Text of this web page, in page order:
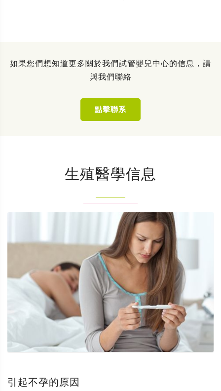
如果您們想知道更多關於我們試管嬰兒中心的信息，請
與我們聯絡
點擊聯系
生殖醫學信息
引起不孕的原因